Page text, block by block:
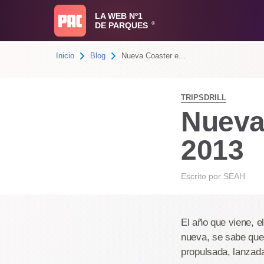
LA WEB Nº1
DE PARQUES
®
Inicio Blog Nueva Coaster e...
TRIPSDRILL
2013
Escrito por SEAH
El año que viene,
nueva, se sabe
propulsada,